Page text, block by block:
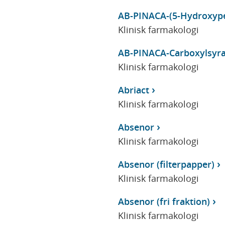
AB-PINACA-(5-
Klinisk farmakologi
AB-PINACA-Carboxylsyra
Klinisk farmakologi
Abriact
Klinisk farmakologi
Absenor
Klinisk farmakologi
Absenor (filterpapper)
Klinisk farmakologi
Absenor (fri fraktion)
Klinisk farmakologi